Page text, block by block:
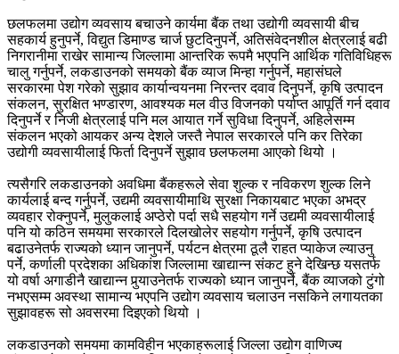
छलफलमा उद्योग व्यवसाय बचाउने कार्यमा बैंक तथा उद्योगी व्यवसायी बीच
सहकार्य हुनुपर्ने, विद्युत डिमाण्ड चार्ज छुटदिनुपर्ने, अतिसंवेदनशील क्षेत्रलाई बढी
निगरानीमा राखेर सामान्य जिल्लामा आन्तरिक रूपमै भएपनि आर्थिक गतिविधिहरू
चालु गर्नुपर्ने, लकडाउनको समयको बैंक व्याज मिन्हा गर्नुपर्ने, महासंघले
सरकारमा पेश गरेको सुझाव कार्यान्वयनमा निरन्तर दवाव दिनुपर्ने, कृषि उत्पादन
संकलन, सुरक्षित भण्डारण, आवश्यक मल वीउ विजनको पर्याप्त आपूर्ति गर्न दवाव
दिनुपर्ने र निजी क्षेत्रलाई पनि मल आयात गर्ने सुविधा दिनुपर्ने, अहिलेसम्म
संकलन भएको आयकर अन्य देशले जस्तै नेपाल सरकारले पनि कर तिरेका
उद्योगी व्यवसायीलाई फिर्ता दिनुपर्ने सुझाव छलफलमा आएको थियो ।
त्यसैगरि लकडाउनको अवधिमा बैंकहरूले सेवा शुल्क र नविकरण शुल्क लिने
कार्यलाई बन्द गर्नुपर्ने, उद्यमी व्यवसायीमाथि सुरक्षा निकायबाट भएका अभद्र
व्यवहार रोक्नुपर्ने, मुलुकलाई अप्ठेरो पर्दा सधै सहयोग गर्ने उद्यमी व्यवसायीलाई
पनि यो कठिन समयमा सरकारले दिलखोलेर सहयोग गर्नुपर्ने, कृषि उत्पादन
बढाउनेतर्फ राज्यको ध्यान जानुपर्ने, पर्यटन क्षेत्रमा ठूलै राहत प्याकेज ल्याउनु
पर्ने, कर्णाली प्रदेशका अधिकांश जिल्लामा खाद्यान्न संकट हुने देखिन्छ यसतर्फ
यो वर्षा अगाडीनै खाद्यान्न पुर्‍याउनेतर्फ राज्यको ध्यान जानुपर्ने, बैंक व्याजको टुंगो
नभएसम्म अवस्था सामान्य भएपनि उद्योग व्यवसाय चलाउन नसकिने लगायतका
सुझावहरू सो अवसरमा दिइएको थियो ।
लकडाउनको समयमा कामविहीन भएकाहरूलाई जिल्ला उद्योग वाणिज्य